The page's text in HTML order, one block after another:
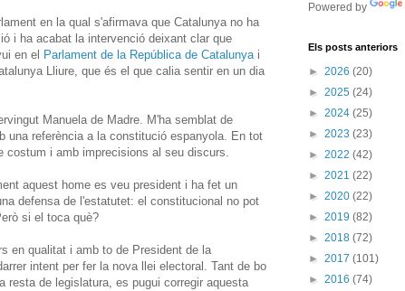
en la qual s'afirmava que Catalunya no ha
i ha acabat la intervenció deixant clar que
en el Parlament de la República de Catalunyai
Lliure, que és el que calia sentir en un dia
Manuela de Madre. M'ha semblat de
una referència a la constitució espanyola. En tot
costum i amb imprecisions al seu discurs.
aquest home es veu president i ha fet un
defensa de l'estatutet: el constitucional no pot
si el toca què?
en qualitat i amb to de President de la
intent per fer la nova llei electoral. Tant de bo
resta de legislatura, es pugui corregir aquesta
Powered by
Els posts anteriors
► 2026 (20)
► 2025 (24)
► 2024 (25)
► 2023 (23)
► 2022 (42)
► 2021 (22)
► 2020 (22)
► 2019 (82)
► 2018 (72)
► 2017 (101)
► 2016 (74)